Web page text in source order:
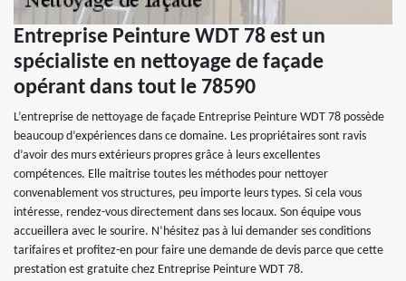
Entreprise Peinture WDT 78 est un
spécialiste en nettoyage de façade
opérant dans tout le 78590
L’entreprise de nettoyage de façade Entreprise Peinture WDT 78 possède
beaucoup d’expériences dans ce domaine. Les propriétaires sont ravis
d’avoir des murs extérieurs propres grâce à leurs excellentes
compétences. Elle maitrise toutes les méthodes pour nettoyer
convenablement vos structures, peu importe leurs types. Si cela vous
intéresse, rendez-vous directement dans ses locaux. Son équipe vous
accueillera avec le sourire. N’hésitez pas à lui demander ses conditions
tarifaires et profitez-en pour faire une demande de devis parce que cette
prestation est gratuite chez Entreprise Peinture WDT 78.